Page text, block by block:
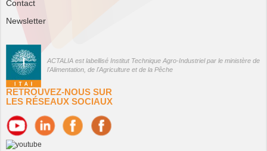
Contact
Newsletter
ACTALIA est labellisé Institut Technique Agro-Industriel par le ministère de
l'Alimentation, de l'Agriculture et de la Pêche
RETROUVEZ-NOUS SUR
LES RÉSEAUX SOCIAUX